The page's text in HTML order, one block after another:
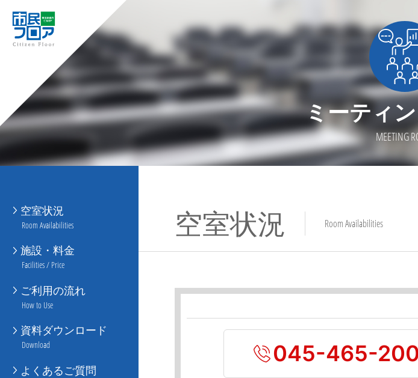
ミーティ
MEETING
空室状況
Room Availabilities
施設・料金
Facilities / Price
ご利用の流れ
How to Use
資料ダウンロード
Download
よくあるご質問
空室状況 Room Availabilities
045-465-